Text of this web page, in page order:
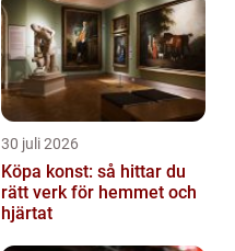
30 juli 2026
Köpa konst: så hittar du
rätt verk för hemmet och
hjärtat